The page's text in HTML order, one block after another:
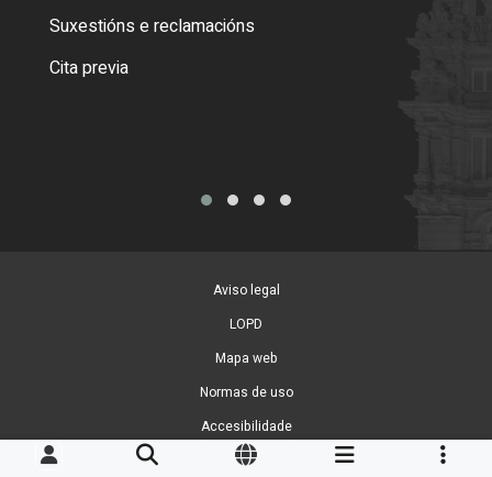
Suxestións e reclamacións
Cita previa
Aviso legal
LOPD
Mapa web
Normas de uso
Accesibilidade
Xestión de cookies